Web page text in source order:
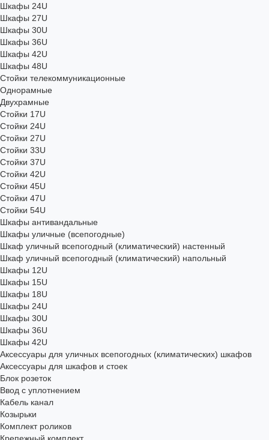
Шкафы 24U
Шкафы 27U
Шкафы 30U
Шкафы 36U
Шкафы 42U
Шкафы 48U
Стойки телекоммуникационные
Однорамные
Двухрамные
Стойки 17U
Стойки 24U
Стойки 27U
Стойки 33U
Стойки 37U
Стойки 42U
Стойки 45U
Стойки 47U
Стойки 54U
Шкафы антивандальные
Шкафы уличные (всепогодные)
Шкаф уличный всепогодный (климатический) настенный
Шкаф уличный всепогодный (климатический) напольный
Шкафы 12U
Шкафы 15U
Шкафы 18U
Шкафы 24U
Шкафы 30U
Шкафы 36U
Шкафы 42U
Аксессуары для уличных всепогодных (климатических) шкафов
Аксессуары для шкафов и стоек
Блок розеток
Ввод с уплотнением
Кабель канал
Козырьки
Комплект роликов